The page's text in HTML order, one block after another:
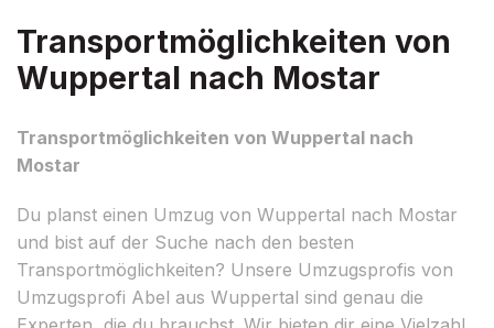
Transportmöglichkeiten von
Wuppertal nach Mostar
Transportmöglichkeiten von Wuppertal nach
Mostar
Du planst einen Umzug von Wuppertal nach Mostar
und bist auf der Suche nach den besten
Transportmöglichkeiten? Unsere Umzugsprofis von
Umzugsprofi Abel aus Wuppertal sind genau die